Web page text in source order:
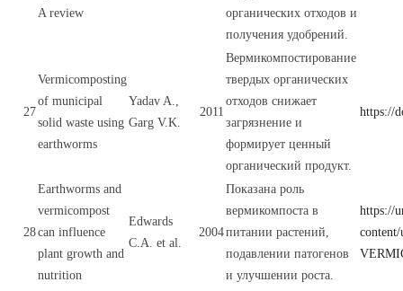
A review
органических отходов и
получения удобрений.
27
Vermicomposting
of municipal
solid waste using
earthworms
Yadav A.,
Garg V.K.
2011
Вермикомпостирование
твердых органических
отходов снижает
загрязнение и
формирует ценный
органический продукт.
https://
28
Earthworms and
vermicompost
can influence
plant growth and
nutrition
Edwards
C.A. et al.
2004
Показана роль
вермикомпоста в
питании растений,
подавлении патогенов
и улучшении роста.
https://